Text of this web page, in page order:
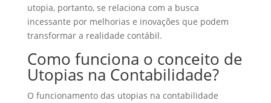
utopia, portanto, se relaciona com a busca
incessante por melhorias e inovações que podem
transformar a realidade contábil.
Como funciona o conceito de
Utopias na Contabilidade?
O funcionamento das utopias na contabilidade